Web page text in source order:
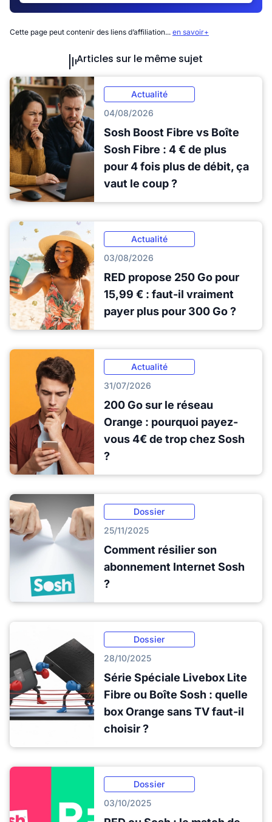
Cette page peut contenir des liens d’affiliation... en savoir+
Articles sur le même sujet
Actualité
04/08/2026
Sosh Boost Fibre vs Boîte
Sosh Fibre : 4 € de plus
pour 4 fois plus de débit, ça
vaut le coup ?
Actualité
03/08/2026
RED propose 250 Go pour
15,99 € : faut-il vraiment
payer plus pour 300 Go ?
Actualité
31/07/2026
200 Go sur le réseau
Orange : pourquoi payez-
vous 4€ de trop chez Sosh
?
Dossier
25/11/2025
Comment résilier son
abonnement Internet Sosh
?
Dossier
28/10/2025
Série Spéciale Livebox Lite
Fibre ou Boîte Sosh : quelle
box Orange sans TV faut-il
choisir ?
Dossier
03/10/2025